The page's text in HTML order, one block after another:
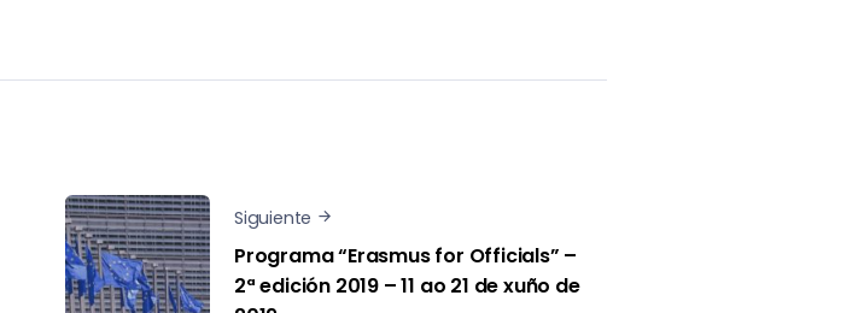
Siguiente
Programa “Erasmus for Officials” –
2ª edición 2019 – 11 ao 21 de xuño de